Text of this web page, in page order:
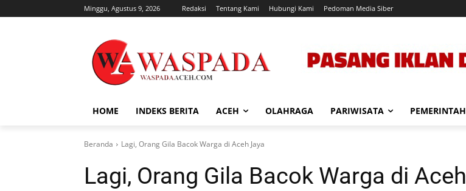
Minggu, Agustus 9, 2026 Redaksi Tentang Kami Hubungi Kami Pedoman Media Siber
HOME INDEKS BERITA ACEH OLAHRAGA PARIWISATA PEMERINTAH
Beranda Lagi, Orang Gila Bacok Warga di Aceh Jaya
Lagi, Orang Gila Bacok Warga di Aceh